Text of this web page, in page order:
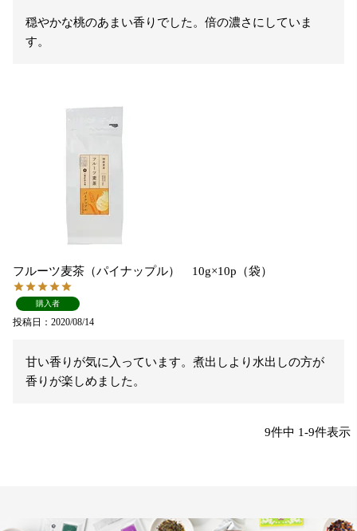
穏やかな桃のあまい香りでした。倍の濃さにしていま
フルーツ麦茶（パイナップル） 10g×10p（袋）
購入者
投稿日 2020/08/14
甘い香りが気に入っています。煮出しより水出しの方が
香りが楽しめました。
9件中 1-9件表示